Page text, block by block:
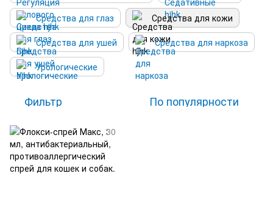
Средства для глаз
Средства для кожи
Средства для ушей
Средства для наркоза
Урологические
Фильтр По популярности